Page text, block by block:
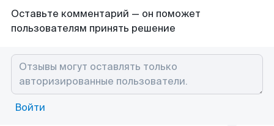
Оставьте комментарий — он поможет
пользователям принять решение
Войти